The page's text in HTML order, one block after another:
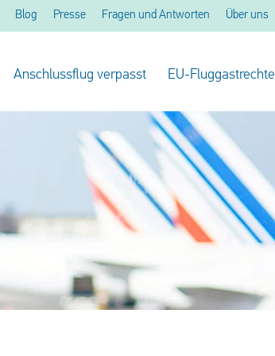
Blog Presse Fragen und Antworten Über uns
Anschlussflug verpasst EU-Fluggastrechte